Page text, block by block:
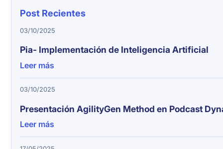
Post Recientes
03/10/2025
Pia- Implementación de Inteligencia Artificial
Leer más
03/10/2025
Presentación AgilityGen Method en Podcast
Leer más